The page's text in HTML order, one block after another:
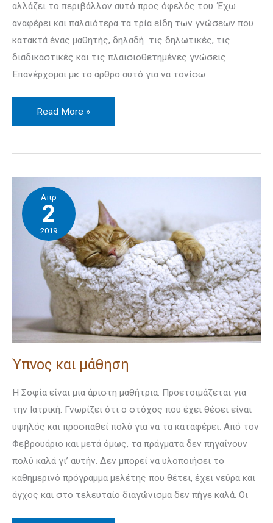
αλλάζει το περι­βάλ­λον αυτό προς όφελός του. Έχω
αναφέρει και παλαιότερα τα τρία είδη των γνώσεων που
κατακτά ένας μαθητής, δηλαδή τις δηλωτικές, τις
διαδικαστικές και τις πλαισιοθετημένες γνώσεις.
Επανέρχομαι με το άρθρο αυτό για να τονίσω
Read More »
Απρ
2
2019
Ύπνος και μάθηση
Η Σοφία είναι μια άριστη μαθήτρια. Προετοιμάζεται για
την Ιατρική. Γνωρίζει ότι ο στόχος που έχει θέσει είναι
υψηλός και προσπαθεί πολύ για να τα καταφέρει. Από τον
Φεβρουάριο και μετά όμως, τα πράγματα δεν πηγαίνουν
πολύ καλά γι’ αυτήν. Δεν μπορεί να υλοποιήσει το
καθημερινό πρόγραμμα μελέτης που θέτει, έχει νεύρα και
άγχος και στο τελευταίο διαγώνισμα δεν πήγε καλά. Οι
Ύπνος
και
μάθηση